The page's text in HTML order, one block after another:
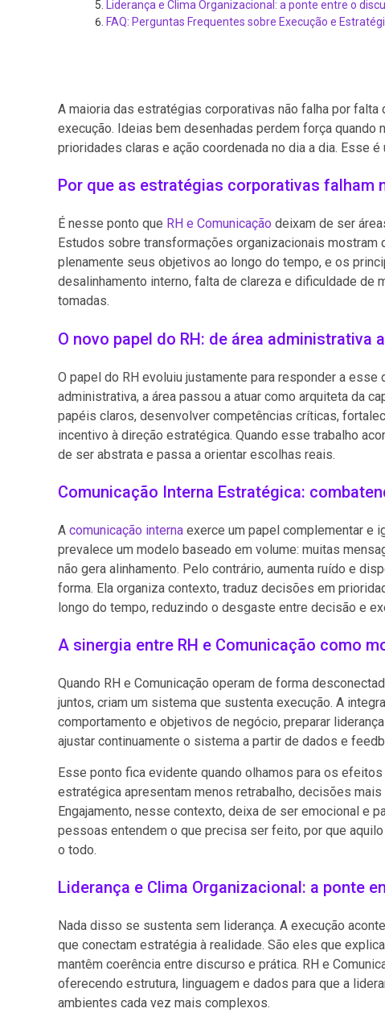
Liderança e Clima Organizacional: a ponte entre o
FAQ: Perguntas Frequentes sobre Execução e
A maioria das estratégias corporativas não falha por falta
execução. Ideias bem desenhadas perdem força
prioridades claras e ação coordenada no dia a dia. Esse
Por que as estratégias corporativas falham
É nesse ponto que RH e Comunicação deixam de ser
Estudos sobre transformações organizacionais
plenamente seus objetivos ao longo do tempo, e os
desalinhamento interno, falta de clareza e dificuldade
tomadas.
O novo papel do RH: de área administrativa
O papel do RH evoluiu justamente para responder a
administrativa, a área passou a atuar como arquiteta da
papéis claros, desenvolver competências críticas,
incentivo à direção estratégica. Quando esse trabalho
de ser abstrata e passa a orientar escolhas reais.
Comunicação Interna Estratégica:
A comunicação interna exerce um papel complementar e
prevalece um modelo baseado em volume: muitas
não gera alinhamento. Pelo contrário, aumenta ruído e
forma. Ela organiza contexto, traduz decisões em
longo do tempo, reduzindo o desgaste entre decisão e
A sinergia entre RH e Comunicação como
Quando RH e Comunicação operam de forma
juntos, criam um sistema que sustenta execução. A
comportamento e objetivos de negócio, preparar
ajustar continuamente o sistema a partir de dados e
Esse ponto fica evidente quando olhamos para os
estratégica apresentam menos retrabalho, decisões
Engajamento, nesse contexto, deixa de ser emocional e
pessoas entendem o que precisa ser feito, por que
o todo.
Liderança e Clima Organizacional: a ponte
Nada disso se sustenta sem liderança. A execução
que conectam estratégia à realidade. São eles que
mantêm coerência entre discurso e prática. RH e
oferecendo estrutura, linguagem e dados para que a
ambientes cada vez mais complexos.